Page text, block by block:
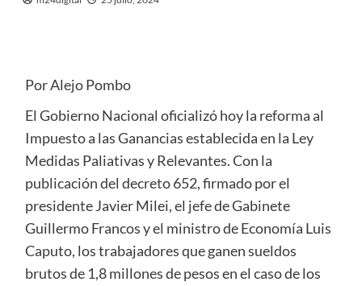
Por Alejo Pombo
El Gobierno Nacional oficializó hoy la reforma al
Impuesto a las Ganancias establecida en la Ley
Medidas Paliativas y Relevantes. Con la
publicación del decreto 652, firmado por el
presidente Javier Milei, el jefe de Gabinete
Guillermo Francos y el ministro de Economía Luis
Caputo, los trabajadores que ganen sueldos
brutos de 1,8 millones de pesos en el caso de los